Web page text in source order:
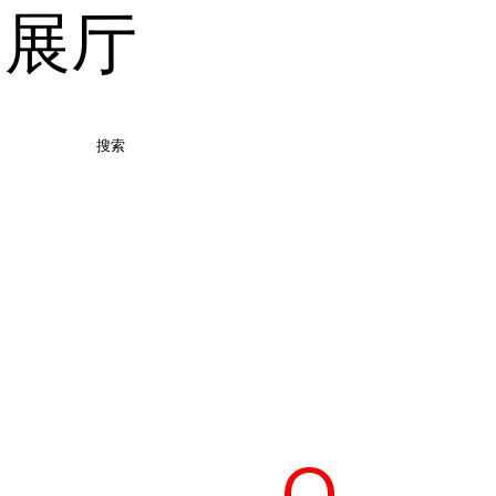
厅
搜索